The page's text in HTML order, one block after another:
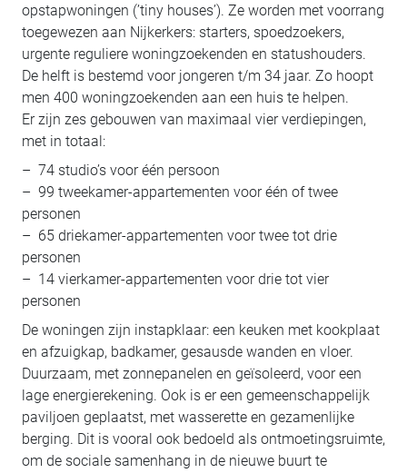
opstapwoningen (’tiny houses’). Ze worden met voorrang
toegewezen aan Nijkerkers: starters, spoedzoekers,
urgente reguliere woningzoekenden en statushouders.
De helft is bestemd voor jongeren t/m 34 jaar. Zo hoopt
men 400 woningzoekenden aan een huis te helpen.
Er zijn zes gebouwen van maximaal vier verdiepingen,
met in totaal:
– 74 studio’s voor één persoon
– 99 tweekamer-appartementen voor één of twee
personen
– 65 driekamer-appartementen voor twee tot drie
personen
– 14 vierkamer-appartementen voor drie tot vier
personen
De woningen zijn instapklaar: een keuken met kookplaat
en afzuigkap, badkamer, gesausde wanden en vloer.
Duurzaam, met zonnepanelen en geïsoleerd, voor een
lage energierekening. Ook is er een gemeenschappelijk
paviljoen geplaatst, met wasserette en gezamenlijke
berging. Dit is vooral ook bedoeld als ontmoetingsruimte,
om de sociale samenhang in de nieuwe buurt te